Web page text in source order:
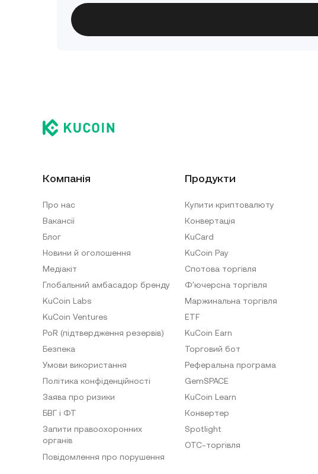
Компанія
Про нас
Вакансії
Блог
Новини й оголошення
Медіакіт
Глобальний амбасадор бренду
KuCoin Labs
KuCoin Ventures
PoR (підтвердження резервів)
Безпека
Умови використання
Політика конфіденційності
Заява про ризики
БВГ і ФТ
Запити правоохоронних
органів
Повідомлення про порушення
Продукти
Купити криптовалюту
Конвертація
KuCard
KuCoin Pay
Спотова торгівля
Фʼючерсна торгівля
Маржинальна торгівля
ETF
KuCoin Earn
Торговий бот
Реферальна програма
GemSPACE
KuCoin Learn
Конвертер
Spotlight
OTC-торгівля